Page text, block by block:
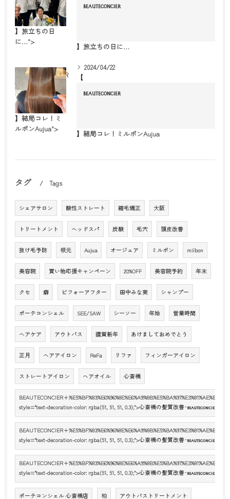
】旅立ちの日
に…">
BEAUTECONCIER
】旅立ちの日に…
BEAUTECONCIER
】結局コレ！ミ
ルボンAujua">
2024/04/22
【
BEAUTECONCIER
】結局コレ！ミルボンAujua
タグ Tags
シェアサロン 酸性ストレート 縮毛矯正 大阪
トリートメント ヘッドスパ 炭酸 毛穴 頭皮改善
抜け毛予防 根元 Aujua オージュア ミルボン milbon
美容院 買い物応援キャンペーン 20%OFF 美容院予約 年末
クセ 癖 ビフォーアフター 田中みな実 シャンプー
ボーテコンシェル SEE/SAW シーソー 年始 営業時間
ヘアケア アウトバス 謹賀新年 あけましておめでとう
正月 ヘアアイロン ReFa リファ フィンガーアイロン
ストレートアイロン ヘアオイル 心斎橋
style="text-decoration-color: rgba(51, 51, 51, 0.3);">心斎橋の髪質改善･BEAUTECONCIER
style="text-decoration-color: rgba(51, 51, 51, 0.3);">心斎橋の髪質改善･BEAUTECONCIER
style="text-decoration-color: rgba(51, 51, 51, 0.3);">心斎橋の髪質改善･BEAUTECONCIER
ボーテコンシェル 心斎橋店 柏 アウトバストリートメント